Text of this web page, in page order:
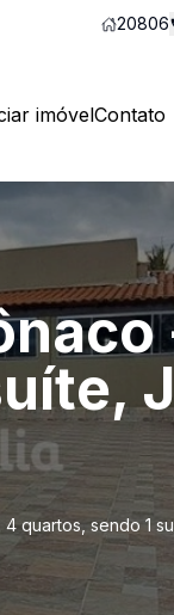
20806
imóvelContato
quartos, sendo 1